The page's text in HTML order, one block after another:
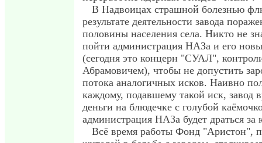
В Надвоицах страшной болезнью
результате деятельности завода
половины населения села. Никто не
пойти администрация НАЗа и его
(сегодня это концерн "СУАЛ",
Абрамовичем), чтобы не допустить
потока аналогичных исков. Наивно
каждому, подавшему такой иск, завод
деньги на блюдечке с голубой
администрация НАЗа будет драться за
Всё время работы Фонд "Аристон",